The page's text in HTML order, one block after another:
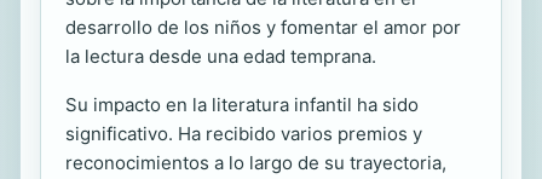
desarrollo de los niños y fomentar el amor por
la lectura desde una edad temprana.
Su impacto en la literatura infantil ha sido
significativo. Ha recibido varios premios y
reconocimientos a lo largo de su trayectoria,